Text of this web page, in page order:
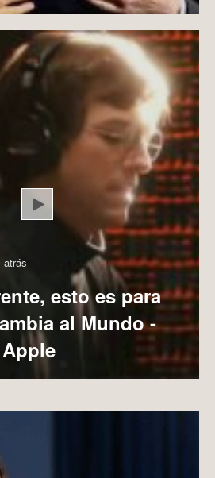
atrás
esto es para
al Mundo -